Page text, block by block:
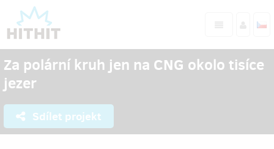
Za polární kruh jen na CNG okolo tisíce
jezer
Sdílet projekt